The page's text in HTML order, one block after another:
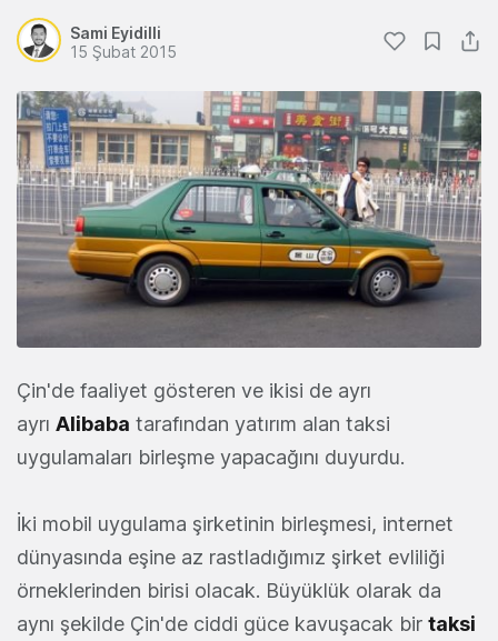
Sami Eyidilli
15 Şubat 2015
Çin'de faaliyet gösteren ve ikisi de ayrı
ayrı Alibaba tarafından yatırım alan taksi
uygulamaları birleşme yapacağını duyurdu.
İki mobil uygulama şirketinin birleşmesi, internet
dünyasında eşine az rastladığımız şirket evliliği
örneklerinden birisi olacak. Büyüklük olarak da
aynı şekilde Çin'de ciddi güce kavuşacak bir taksi